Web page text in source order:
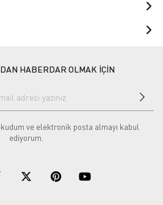
HABERDAR OLMAK İÇİN
ve elektronik posta almayı kabul
ediyorum.